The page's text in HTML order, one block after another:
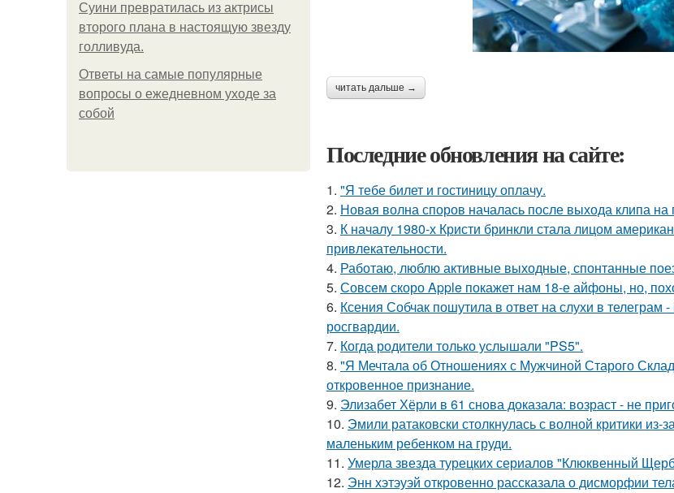
Суини превратилась из актрисы
второго плана в настоящую звезду
голливуда.
Ответы на самые популярные
вопросы о ежедневном уходе за
собой
читать дальше →
Последние обновления на сайте:
1. "Я тебе билет и гостиницу оплачу.
2. Новая волна споров началась после выхода клипа на
3. К началу 1980-х Кристи бринкли стала лицом
привлекательности.
4. Работаю, люблю активные выходные, спонтанные
5. Совсем скоро Apple покажет нам 18-е айфоны, но,
6. Ксения Собчак пошутила в ответ на слухи в телеграм
росгвардии.
7. Когда родители только услышали "PS5".
8. "Я Мечтала об Отношениях с Мужчиной Старого
откровенное признание.
9. Элизабет Хёрли в 61 снова доказала: возраст - не
10. Эмили ратаковски столкнулась с волной критики
маленьким ребенком на груди.
11. Умерла звезда турецких сериалов "Клюквенный
12. Энн хэтэуэй откровенно рассказала о дисморфии